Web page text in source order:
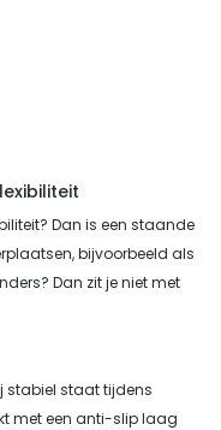
Dan is een staande
bijvoorbeeld als
Dan zit je niet met
stabiel staat tijdens
met een anti-slip laag